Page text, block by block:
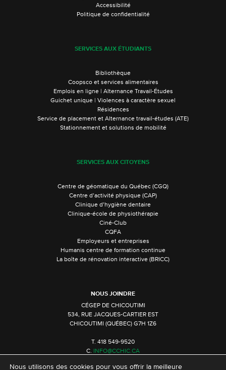
Accessibilité
Politique de confidentialité
SERVICES AUX ÉTUDIANTS
Bibliothèque
Coopsco et services alimentaires
Emplois en ligne | Alternance Travail-Études
Guichet unique | Violences à caractère sexuel
Résidences
Service de placement et Alternance travail-études (ATE)
Stationnement et solutions de mobilité
SERVICES AUX CITOYENS
Centre de géomatique du Québec (CGQ)
Centre d’activité physique (CAP)
Clinique d’hygiène dentaire
Clinique-école de physiothérapie
Ciné-Club
CQFA
Employeurs et entreprises
Humanis centre de formation continue
La boîte de rénovation interactive (BRICC)
NOUS JOINDRE
CÉGEP DE CHICOUTIMI
534, RUE JACQUES-CARTIER EST
CHICOUTIMI (QUÉBEC) G7H 1Z6
T. 418 549-9520
C.
INFO@CCHIC.CA
Nous utilisons des cookies pour vous offrir la meilleure